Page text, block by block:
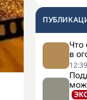
Что
в
12:39